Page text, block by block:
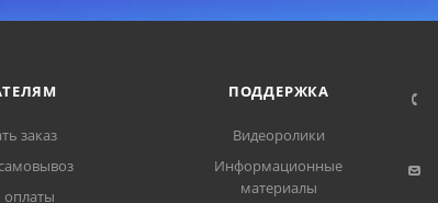
заказ
ПОДДЕРЖКА
Видеоролики
Информационные
материалы